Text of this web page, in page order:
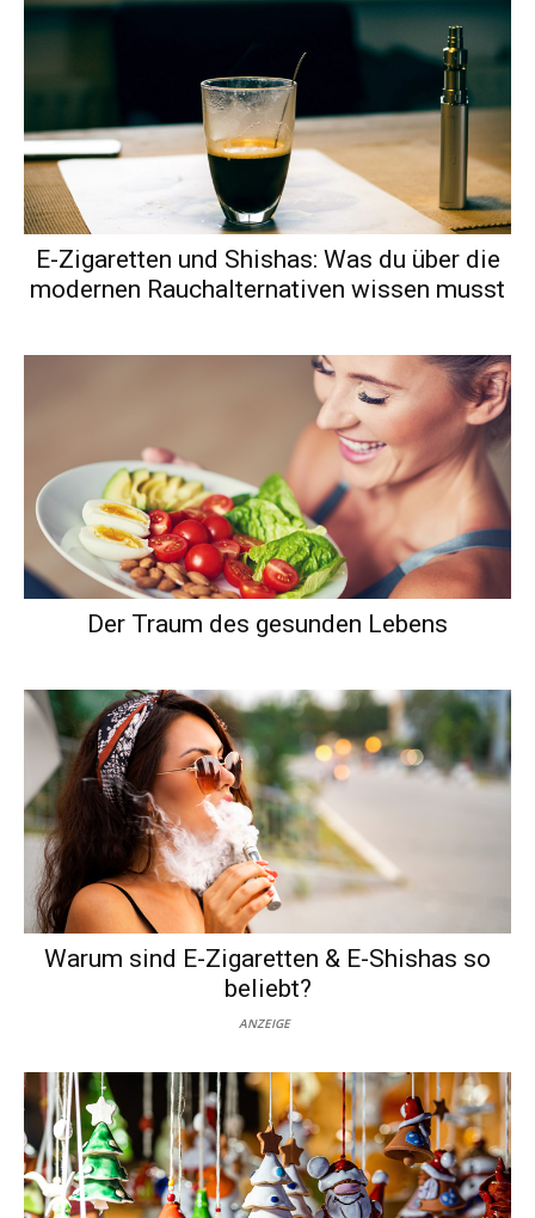
E-Zigaretten und Shishas: Was du über die
modernen Rauchalternativen wissen musst
Der Traum des gesunden Lebens
Warum sind E-Zigaretten & E-Shishas so
beliebt?
ANZEIGE